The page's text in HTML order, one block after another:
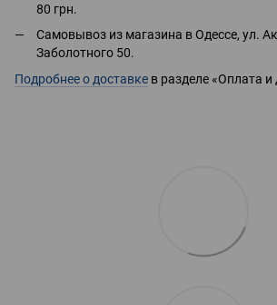
80 грн.
Самовывоз из магазина в Одессе, ул.
Заболотного 50.
Подробнее о доставке в разделе «Оплата и